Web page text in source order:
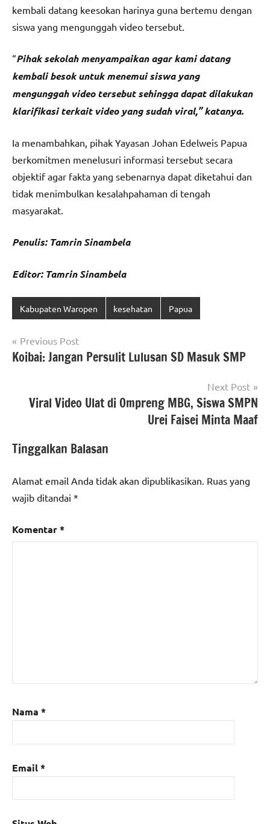
kembali datang keesokan harinya guna bertemu dengan
siswa yang mengunggah video tersebut.
“Pihak sekolah menyampaikan agar kami datang
kembali besok untuk menemui siswa yang
mengunggah video tersebut sehingga dapat dilakukan
klarifikasi terkait video yang sudah viral,” katanya.
Ia menambahkan, pihak Yayasan Johan Edelweis Papua
berkomitmen menelusuri informasi tersebut secara
objektif agar fakta yang sebenarnya dapat diketahui dan
tidak menimbulkan kesalahpahaman di tengah
masyarakat.
Penulis: Tamrin Sinambela
Editor: Tamrin Sinambela
Kabupaten Waropen kesehatan Papua
Navigasi
pos
Previous Post
Koibai: Jangan Persulit Lulusan SD Masuk SMP
Next Post
Viral Video Ulat di Ompreng MBG, Siswa SMPN
Urei Faisei Minta Maaf
Tinggalkan Balasan
Alamat email Anda tidak akan dipublikasikan. Ruas yang
wajib ditandai *
Komentar*
Nama *
Email*